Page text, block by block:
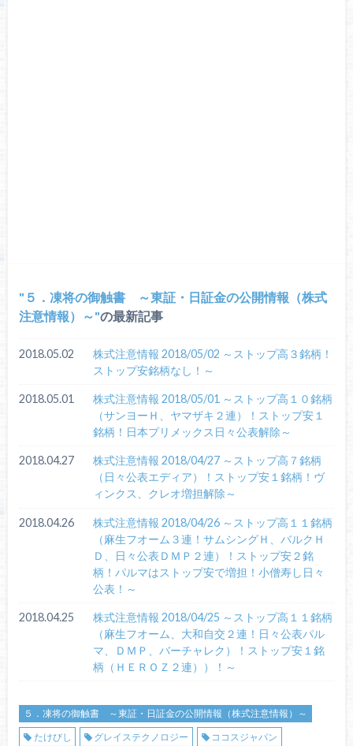
５．凍将の御触書 ～東証・日証金の公開情報（株式
注意情報）～ の最新記事
2018.05.02
株式注意情報 2018/05/02 ～ストップ高３銘柄！
ストップ安銘柄なし！～
2018.05.01
株式注意情報 2018/05/01 ～ストップ高１０銘柄
（サンヨーＨ、ヤマザキ２連）！ストップ安１
銘柄！日本プリメックス日々公表解除～
2018.04.27
株式注意情報 2018/04/27 ～ストップ高７銘柄
（日々公表エディア）！ストップ安１銘柄！ヴ
ィンクス、クレオ増担解除～
2018.04.26
株式注意情報 2018/04/26 ～ストップ高１１銘柄
（麻生フオーム３連！サムシングＨ、バルクＨ
Ｄ、日々公表ＤＭＰ２連）！ストップ安２銘
柄！パルマはストップ安で増担！小僧寿し日々
公表！～
2018.04.25
株式注意情報 2018/04/25 ～ストップ高１１銘柄
（麻生フオーム、大和自交２連！日々公表パル
マ、ＤＭＰ、バーチャレク）！ストップ安１銘
柄（ＨＥＲＯＺ２連））！～
５．凍将の御触書 ～東証・日証金の公開情報（株式注意情報）～
たけびし
グレイステクノロジー ココスジャパン